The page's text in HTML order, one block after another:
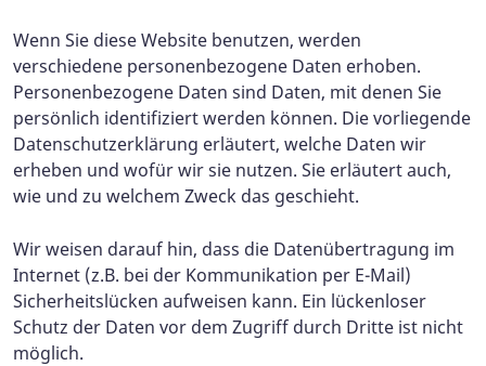
Wenn Sie diese Website benutzen, werden
verschiedene personenbezogene Daten erhoben.
Personenbezogene Daten sind Daten, mit denen Sie
persönlich identifiziert werden können. Die vorliegende
Datenschutzerklärung erläutert, welche Daten wir
erheben und wofür wir sie nutzen. Sie erläutert auch,
wie und zu welchem Zweck das geschieht.
Wir weisen darauf hin, dass die Datenübertragung im
Internet (z.B. bei der Kommunikation per E-Mail)
Sicherheitslücken aufweisen kann. Ein lückenloser
Schutz der Daten vor dem Zugriff durch Dritte ist nicht
möglich.